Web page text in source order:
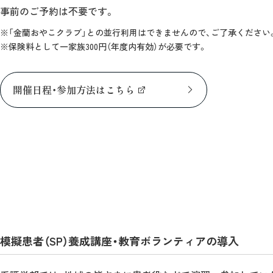
事前のご予約は不要です。
※「金蘭おやこクラブ」との並行利用はできませんので、ご了承ください
※保険料として一家族300円（年度内有効）が必要です。
開催日程・参加方法はこちら
模擬患者（SP）養成講座・教育ボランティアの導入